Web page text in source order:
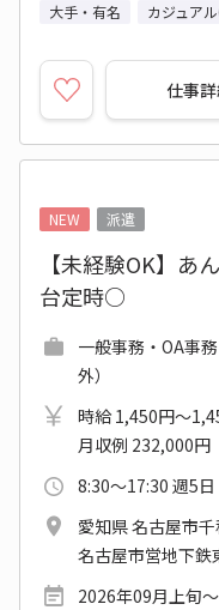
大手・有名 カジュア
仕事
NEW
派遣
【未経験OK】
台定時○
一般事務・OA事
外）
時給 1,450円～
月収例 232,000円
8:30～17:30 週5
愛知県 名古屋市
名古屋市営地下鉄
2026年09月上旬